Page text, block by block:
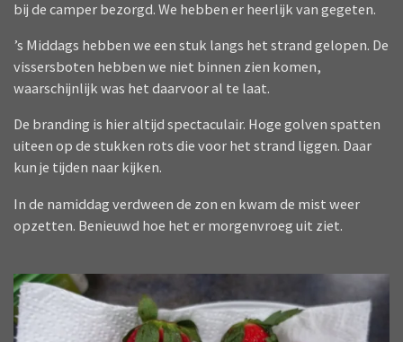
bij de camper bezorgd. We hebben er heerlijk van gegeten.
’s Middags hebben we een stuk langs het strand gelopen. De
vissersboten hebben we niet binnen zien komen,
waarschijnlijk was het daarvoor al te laat.
De branding is hier altijd spectaculair. Hoge golven spatten
uiteen op de stukken rots die voor het strand liggen. Daar
kun je tijden naar kijken.
In de namiddag verdween de zon en kwam de mist weer
opzetten. Benieuwd hoe het er morgenvroeg uit ziet.